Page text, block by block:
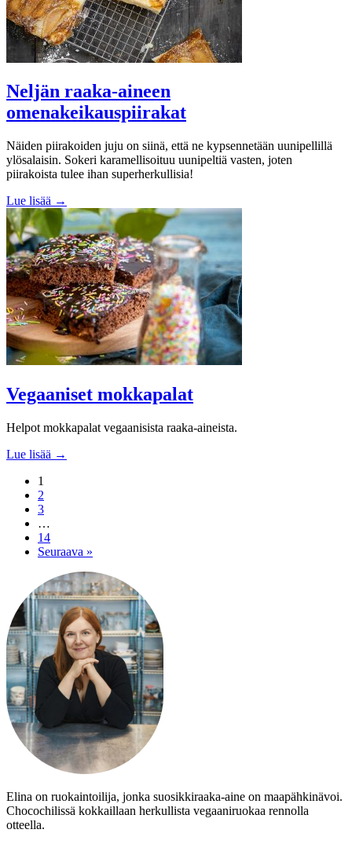
Neljän raaka-aineen
omenakeikauspiirakat
Näiden piirakoiden juju on siinä, että ne kypsennetään uunipellillä
ylösalaisin. Sokeri karamellisoituu uunipeltiä vasten, joten
piirakoista tulee ihan superherkullisia!
Lue lisää →
Vegaaniset mokkapalat
Helpot mokkapalat vegaanisista raaka-aineista.
Lue lisää →
1
2
3
…
14
Seuraava »
Elina on ruokaintoilija, jonka suosikkiraaka-aine on maapähkinävoi.
Chocochilissä kokkaillaan herkullista vegaaniruokaa rennolla
otteella.